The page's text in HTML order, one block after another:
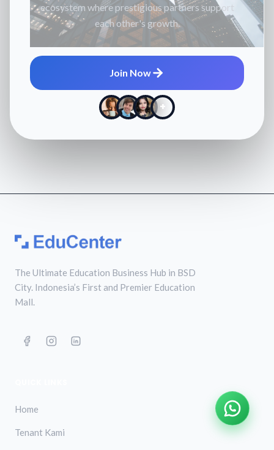
ecosystem where prestigious partners support
each other's growth.
Join Now
+
The Ultimate Education Business Hub in BSD
City. Indonesia’s First and Premier Education
Mall.
Home
Tenant Kami